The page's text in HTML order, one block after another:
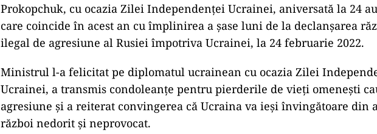
Prokopchuk, cu ocazia Zilei Independenţei Ucrainei, aniversată la 24
care coincide în acest an cu împlinirea a şase luni de la declanşarea
ilegal de agresiune al Rusiei împotriva Ucrainei, la 24 februarie 2022.
Ministrul l-a felicitat pe diplomatul ucrainean cu ocazia Zilei
Ucrainei, a transmis condoleanţe pentru pierderile de vieţi omeneşti
agresiune şi a reiterat convingerea că Ucraina va ieşi învingătoare din
război nedorit şi neprovocat.